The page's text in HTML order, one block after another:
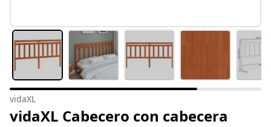
vidaXL
vidaXL Cabecero con cabecera